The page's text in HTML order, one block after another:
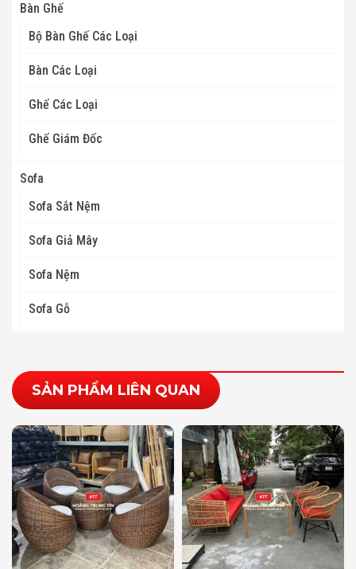
Bàn Ghế
Bộ Bàn Ghế Các Loại
Bàn Các Loại
Ghế Các Loại
Ghế Giám Đốc
Sofa
Sofa Sắt Nệm
Sofa Giả Mây
Sofa Nệm
Sofa Gỗ
SẢN PHẨM LIÊN QUAN